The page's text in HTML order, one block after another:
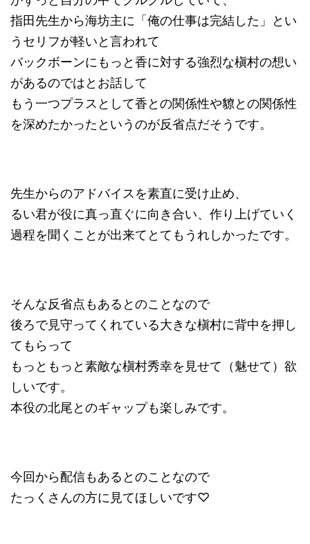
指田先生から海坊主に「俺の仕事は完結した」とい
うセリフが軽いと言われて
バックボーンにもっと香に対する強烈な槇村の想い
があるのではとお話して
もう一つプラスとして香との関係性や䝤との関係性
を深めたかったというのが反省点だそうです。
先生からのアドバイスを素直に受け止め、
るい君が役に真っ直ぐに向き合い、作り上げていく
過程を聞くことが出来てとてもうれしかったです。
そんな反省点もあるとのことなので
後ろで見守ってくれている大きな槇村に背中を押し
てもらって
もっともっと素敵な槇村秀幸を見せて（魅せて）欲
しいです。
本役の北尾とのギャップも楽しみです。
今回から配信もあるとのことなので
たっくさんの方に見てほしいです♡